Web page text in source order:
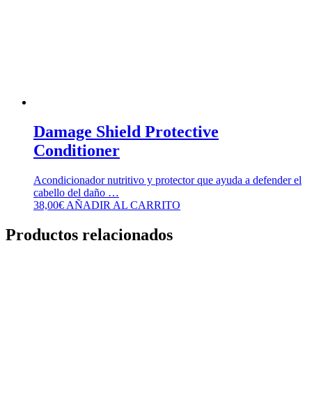
Damage Shield Protective
Conditioner
Acondicionador nutritivo y protector que ayuda a defender el
cabello del daño …
38,00€ AÑADIR AL CARRITO
Productos relacionados